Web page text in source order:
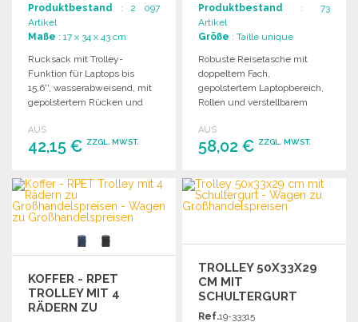
Produktbestand : 2 097
Artikel
Maße : 17 x 34 x 43 cm
Rucksack mit Trolley-
Funktion für Laptops bis
15,6'', wasserabweisend, mit
gepolstertem Rücken und
AUS
42,15 € ZZGL. MWST.
BESTELLEN
Angebot anfordern
Produktbestand : 73
Artikel
Größe : Taille unique
Robuste Reisetasche mit
doppeltem Fach,
gepolstertem Laptopbereich,
Rollen und verstellbarem
AUS
58,02 € ZZGL. MWST.
BESTELLEN
Angebot anfordern
KOFFER - RPET
TROLLEY MIT 4
RÄDERN ZU
TROLLEY 50X33X29
CM MIT
SCHULTERGURT
Ref.19-33315